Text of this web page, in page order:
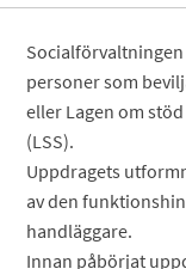
personer som
eller Lagen om
(LSS).
Uppdragets
av den
handläggare.
Innan påbörjat